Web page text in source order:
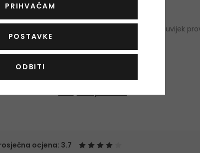
sastojaka se može promijeniti. Savjetuje se da uvijek
za usne
ruža za usne
Tekuća
roza, transparentna
ocjena: 3.7
PRIHVAĆAM
POSTAVKE
ODBITI